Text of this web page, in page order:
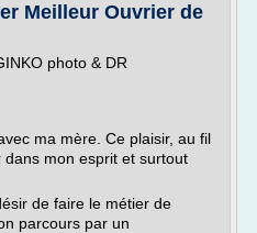
Meilleur Ouvrier de
photo & DR
ma mère. Ce plaisir, au fil
mon esprit et surtout
de faire le métier de
parcours par un